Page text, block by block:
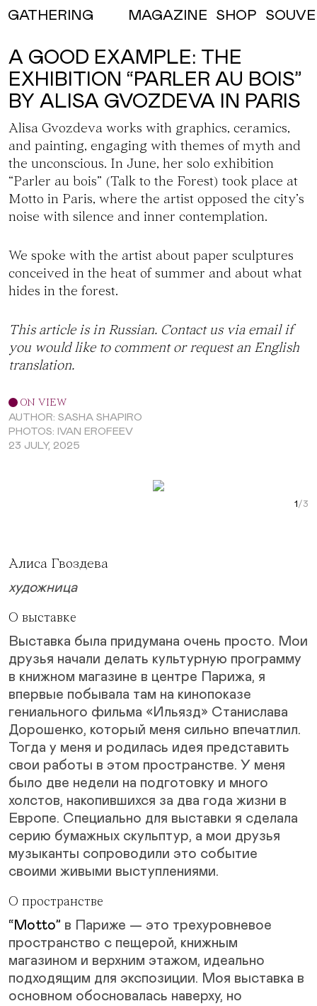
GATHERING MAGAZINE SHOP
A GOOD EXAMPLE: THE
EXHIBITION “PARLER AU BOIS”
BY ALISA GVOZDEVA IN PARIS
ON VIEW
AUTHOR: SASHA SHAPIRO
PHOTOS: IVAN EROFEEV
23 JULY, 2025
Alisa Gvozdeva works with graphics, ceramics,
and painting, engaging with themes of myth and
the unconscious. In June, her solo exhibition
“Parler au bois” (Talk to the Forest) took place at
Motto in Paris, where the artist opposed the city’s
noise with silence and inner contemplation.
We spoke with the artist about paper sculptures
conceived in the heat of summer and about what
hides in the forest.
This article is in Russian. Contact us via emailif
you would like to comment or request an English
translation.
Алиса Гвоздева
художница
О выставке
Выставка была придумана очень просто. Мои
друзья начали делать культурную программу
в книжном магазине в центре Парижа, я
впервые побывала там на кинопоказе
гениального фильма «Ильязд» Станислава
Дорошенко, который меня сильно впечатлил.
Тогда у меня и родилась идея представить
свои работы в этом пространстве. У меня
было две недели на подготовку и много
холстов, накопившихся за два года жизни в
Европе. Специально для выставки я сделала
серию бумажных скульптур, а мои друзья
музыканты сопроводили это событие
своими живыми выступлениями.
О пространстве
“Motto” в Париже — это трехуровневое
пространство с пещерой, книжным
магазином и верхним этажом, идеально
подходящим для экспозиции. Моя выставка в
основном обосновалась наверху, но